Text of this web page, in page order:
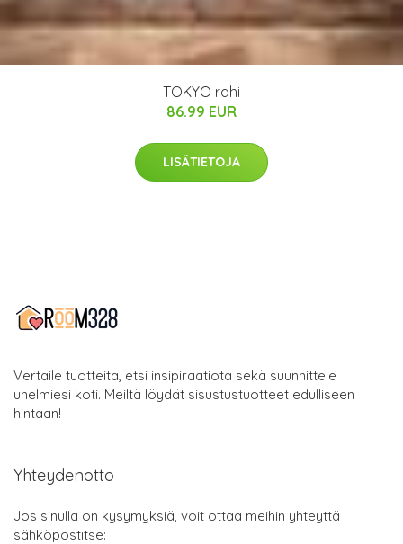
TOKYO rahi
86.99 EUR
LISÄTIETOJA
Vertaile tuotteita, etsi insipiraatiota sekä suunnittele
unelmiesi koti. Meiltä löydät sisustustuotteet edulliseen
hintaan!
Yhteydenotto
Jos sinulla on kysymyksiä, voit ottaa meihin yhteyttä
sähköpostitse: